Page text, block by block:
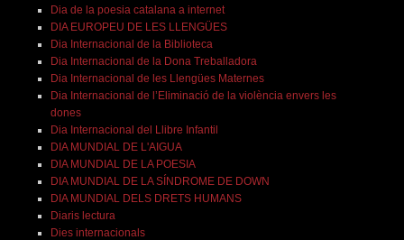
Dia de la poesia catalana a internet
DIA EUROPEU DE LES LLENGÜES
Dia Internacional de la Biblioteca
Dia Internacional de la Dona Treballadora
Dia Internacional de les Llengües Maternes
Dia Internacional de l’Eliminació de la violència envers les
dones
Dia Internacional del Llibre Infantil
DIA MUNDIAL DE L'AIGUA
DIA MUNDIAL DE LA POESIA
DIA MUNDIAL DE LA SÍNDROME DE DOWN
DIA MUNDIAL DELS DRETS HUMANS
Diaris lectura
Dies internacionals